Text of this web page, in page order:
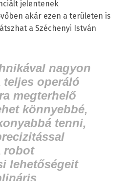
jelentenek
akár ezen a területen is
a Széchenyi István
nagyon
operáló
megterhelő
könnyebbé,
tenni,
robot
lehetőségeit